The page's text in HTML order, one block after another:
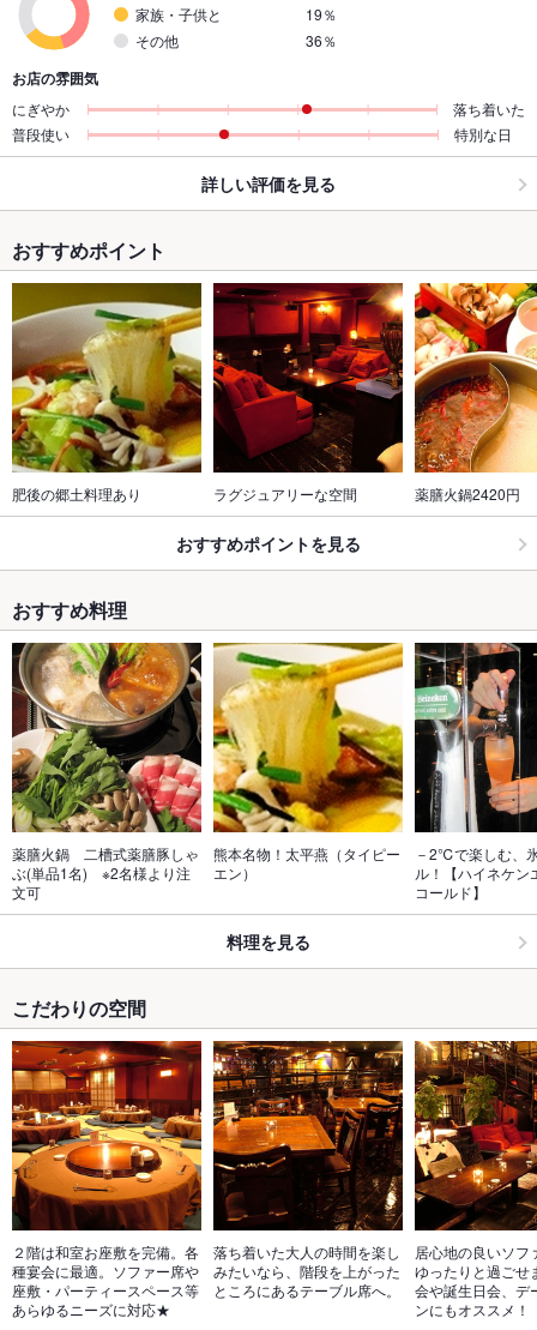
家族・子供と
19％
その他
36％
お店の雰囲気
にぎやか
落ち着いた
普段使い
特別な日
詳しい評価を見る
おすすめポイント
肥後の郷土料理あり ラグジュアリーな空間 薬膳火鍋2420円
おすすめポイントを見る
おすすめ料理
薬膳火鍋　二槽式薬膳豚しゃ
ぶ(単品1名)　※2名様より注
文可
熊本名物！太平燕（タイピー
エン）
－2℃で楽しむ、
ル！【ハイネケン
コールド】
料理を見る
こだわりの空間
２階は和室お座敷を完備。各
種宴会に最適。ソファー席や
座敷・パーティースペース等
あらゆるニーズに対応★
落ち着いた大人の時間を楽し
みたいなら、階段を上がった
ところにあるテーブル席へ。
居心地の良いソフ
ゆったりと過ごせ
会や誕生日会、デ
ンにもオススメ！